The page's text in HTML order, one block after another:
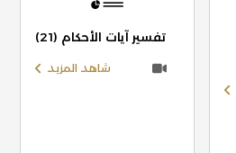
تفسير آيات الأحكام (21)
شاهد المزيد